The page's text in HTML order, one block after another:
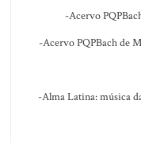
-Acervo
-Acervo PQPBach de
-Alma Latina: música